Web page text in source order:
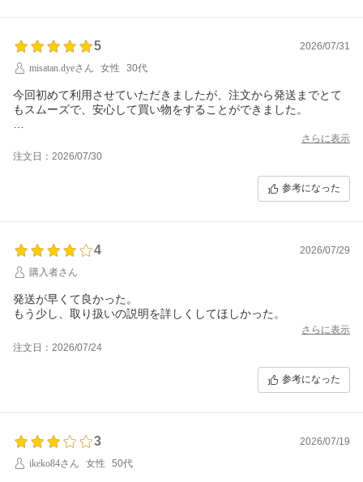
5
2026/07/31
misatan.dyeさん
女性 30代
今回初めて利用させていただきましたが、注文から発送までとて
もスムーズで、安心して買い物をすることができました。
注文後の案内も分かりやすく、発送までの流れが把握しやすかっ
たため、不安を感じることはありませんでした。ネットショッピ
梱包も丁寧で、商品が傷つかないようしっかり配慮されていまし
発送も比較的早く、予定通り受け取ることができたので助かりま
した。急ぎで必要な場合でも利用しやすいショップだと感じま
す。
商品ページも見やすく、必要な情報が分かりやすく掲載されてい
たため、安心して購入を決めることができました。写真や説明も
分かりやすく、初めて購入する商品でもイメージしやすかったで
す。
価格についても納得できる内容で、サービス全体を含めて満足度
の高い買い物となりました。品揃えも豊富な印象なので、今後も
迅速な発送、丁寧な梱包、分かりやすい案内など、基本的な対応
がしっかりしている信頼できるショップでした。また利用させて
いただきたいと思います。
さらに表示
注文日：2026/07/30
参考になった
4
2026/07/29
購入者さん
発送が早くて良かった。
もう少し、取り扱いの説明を詳しくしてほしかった。
さらに表示
注文日：2026/07/24
参考になった
3
2026/07/19
ikeko84さん
女性 50代